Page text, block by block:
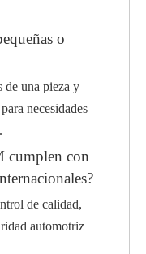
o
una pieza y
necesidades
cumplen con
de calidad,
automotriz